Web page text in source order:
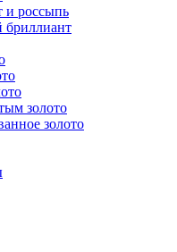
и россыпь
золото
золото